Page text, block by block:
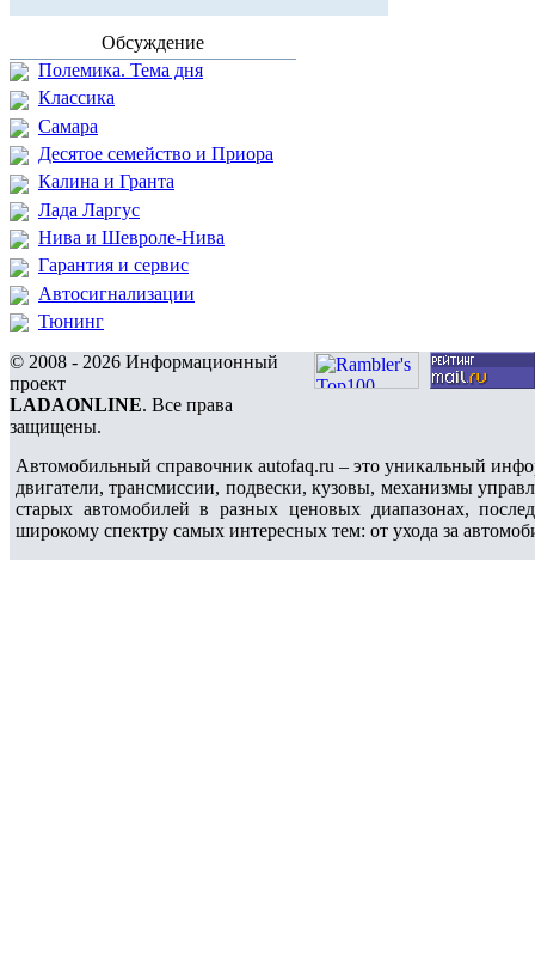
Обсуждение
Полемика. Тема дня
Классика
Самара
Десятое семейство и Приора
Калина и Гранта
Лада Ларгус
Нива и Шевроле-Нива
Гарантия и сервис
Автосигнализации
Тюнинг
© 2008 - 2026 Информационный
проект
LADAONLINE. Все права
защищены.
Автомобильный справочник autofaq.ru – это уникальный
двигатели, трансмиссии, подвески, кузовы, механизмы
старых автомобилей в разных ценовых диапазонах,
широкому спектру самых интересных тем: от ухода за